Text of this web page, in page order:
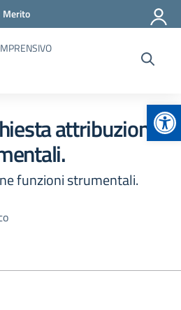
Merito
attribuzione
funzioni strumentali.